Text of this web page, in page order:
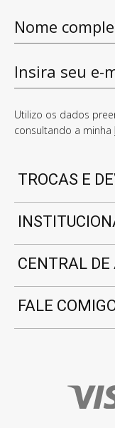
Utilizo os dados
consultando a minha
TROCAS E
CENTRAL
FALE